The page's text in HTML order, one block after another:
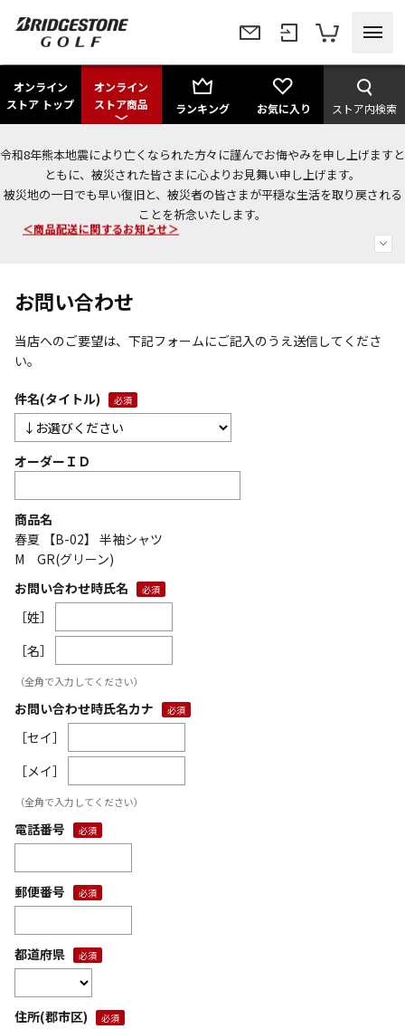
オンライン
ストア トップ
オンライン
ストア商品
ランキング お気に入り ストア内検索
令和8年熊本地震により亡くなられた方々に謹んでお悔やみを申し上げますと
ともに、被災された皆さまに心よりお見舞い申し上げます。
被災地の一日でも早い復旧と、被災者の皆さまが平穏な生活を取り戻される
ことを祈念いたします。
今なら新規会員登録で1,000円OFFクーポンプレゼント！
＜商品配送に関するお知らせ＞
お問い合わせ
当店へのご要望は、下記フォームにご記入のうえ送信してくださ
い。
件名(タイトル)
オーダーＩＤ
商品名
春夏 【B-02】 半袖シャツ
M GR(グリーン)
お問い合わせ時氏名
［姓］
［名］
（全角で入力してください）
お問い合わせ時氏名カナ
［セイ］
［メイ］
（全角で入力してください）
電話番号
郵便番号
都道府県
住所(郡市区)